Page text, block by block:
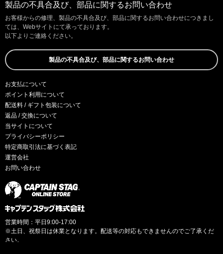
製品の不具合及び、部品に関するお問い合わせ
お客様からの修理、製品の不具合及び、部品に関するお問い合わせにつきまし
ては、Webサイトにて承っております。
以下よりご連絡ください。
製品の不具合及び、部品に関するお問い合わせ
お支払について
ポイント利用について
配送料 / ギフト包装について
返品 / 交換について
当サイトについて
プライバシーポリシー
特定商取引法に基づく表記
運営会社
お問い合わせ
営業時間：平日9:00-17:00
※土日、祝祭日は休業となります。配送等の対応もできませんのでご了承くだ
さい。